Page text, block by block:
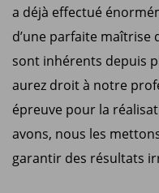
a déjà effectué
d’une parfaite
sont inhérents depuis
aurez droit à notre
épreuve pour la
avons, nous les
garantir des résultats